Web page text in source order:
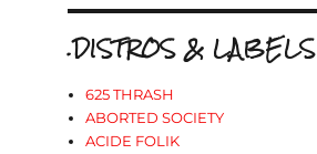
.DISTROS & LABELS
625 THRASH
ABORTED SOCIETY
ACIDE FOLIK